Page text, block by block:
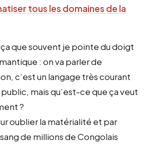
tous les domaines de la
que souvent je pointe du doigt
: on va parler de
c’est un langage très courant
mais qu’est-ce que ça veut
?
oublier la matérialité et par
de millions de Congolais